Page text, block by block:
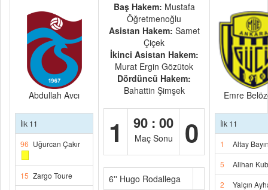
Abdullah Avcı
İlk 11
96 Uğurcan Çakır
15 Zargo Toure
Baş Hakem: Mustafa
Öğretmenoğlu
Asistan Hakem: Samet
Çiçek
İkinci Asistan Hakem:
Murat Ergin Gözütok
Dördüncü Hakem:
Bahattin Şimşek
1 90 : 00
Maç Sonu 0
6'' Hugo Rodallega
Emre
İlk 11
1
Altay
5
Alihan
2
Yalçın